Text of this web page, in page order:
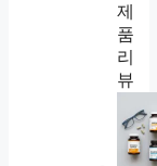
제
품
리
뷰